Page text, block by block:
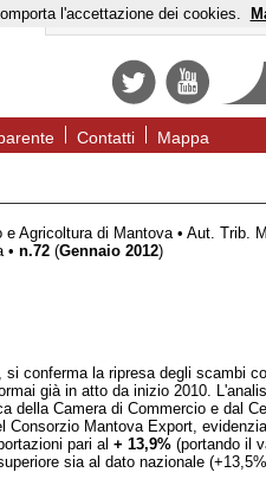
Contatti Mappa
Agricoltura di Mantova • Aut. Trib.
•n.72 (Gennaio 2012)
conferma la ripresa degli scambi
già in atto da inizio 2010.
della Camera di Commercio e dal
Consorzio Mantova Export,
pari al+ 13,9% (portando il
sia al dato nazionale
l'accettazione dei cookies.